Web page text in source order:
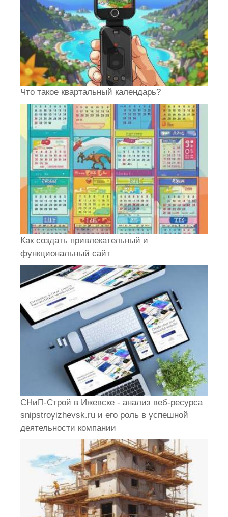
Что такое квартальный календарь?
Как создать привлекательный и
функциональный сайт
СНиП-Строй в Ижевске - анализ веб-ресурса
snipstroyizhevsk.ru и его роль в успешной
деятельности компании